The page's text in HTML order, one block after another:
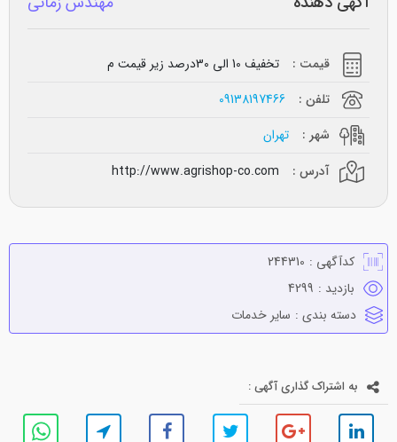
قیمت :
تخفیف 10 الی 30درصد زیر قیمت م
تلفن :
09138197466
شهر :
تهران
آدرس :
http://www.agrishop-co.com
کدآگهی : 244310
بازدید : 4299
دسته بندی : ساير خدمات
به اشتراک گذاری آگهی :